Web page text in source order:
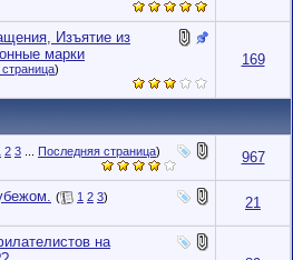
Изъятие из
марки
)
169
2 3 Последняя страница)
967
( 1 2 3)
21
на